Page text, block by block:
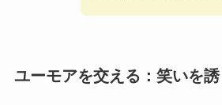
ユーモアを交える：笑いを